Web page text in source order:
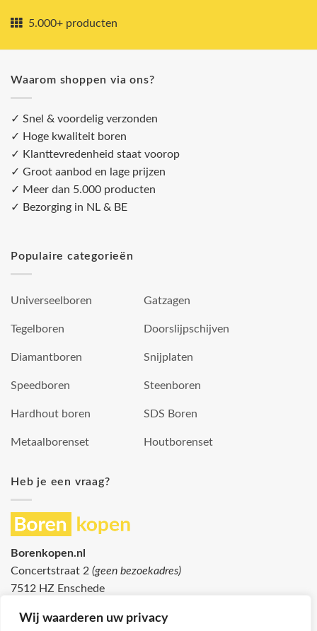
Wij waarderen uw privacy
5.000+ producten
Waarom shoppen via ons?
✓ Snel & voordelig verzonden
✓ Hoge kwaliteit boren
✓ Klanttevredenheid staat voorop
✓ Groot aanbod en lage prijzen
✓ Meer dan 5.000 producten
✓ Bezorging in NL & BE
Populaire categorieën
Universeelboren
Tegelboren
Diamantboren
Speedboren
Hardhout boren
Metaalborenset
Gatzagen
Doorslijpschijven
Snijplaten
Steenboren
SDS Boren
Houtborenset
Heb je een vraag?
Borenkopen.nl
Concertstraat 2 (geen bezoekadres)
7512 HZ Enschede